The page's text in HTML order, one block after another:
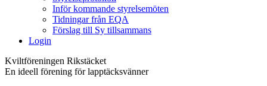
Inför kommande styrelsemöten
Tidningar från EQA
Förslag till Sy tillsammans
Login
Kviltföreningen Rikstäcket
En ideell förening för lapptäcksvänner